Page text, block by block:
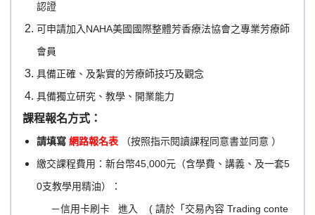
認證
可申請加入NAHA美國國際整體芳香療法協會之專業芳療師
會員
具備正確、及紮實的芳療師技巧及觀念
具備獨立研究、教學、開業能力
課程報名方式：
請填寫 網路報名表
（按照指示閱讀課程同意書並同意 ）
繳交課程費用：新台幣45,000元（含學費、講義、及一套5
0支教學用精油）：
－信用卡刷卡 進入
( 請於「交易內容 Trading conte